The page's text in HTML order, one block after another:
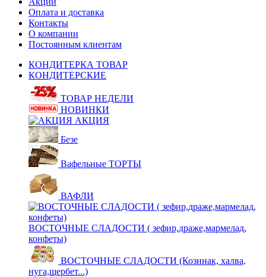
Оплата и доставка
Контакты
О компании
Постоянным клиентам
КОНДИТЕРКА ТОВАР
КОНДИТЕРСКИЕ
ТОВАР НЕДЕЛИ
НОВИНКИ
АКЦИЯ
Безе
Вафельные ТОРТЫ
ВАФЛИ
ВОСТОЧНЫЕ СЛАДОСТИ ( зефир,драже,мармелад,
конфеты)
ВОСТОЧНЫЕ СЛАДОСТИ (Козинак, халва,
нуга,щербет...)